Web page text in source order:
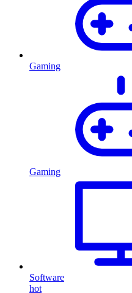
Gaming
Gaming
Software
hot